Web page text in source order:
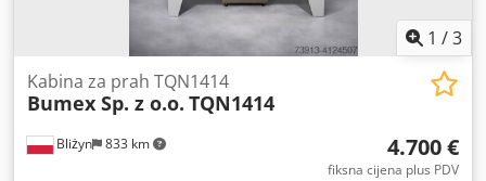
1 /3
Bliżyn 833 km
Kabina za prah TQN1414
Bumex Sp. z o.o. TQN1414
4.700 €
fiksna cijena plus PDV